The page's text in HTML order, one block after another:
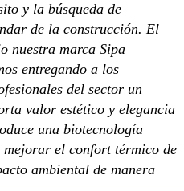
y la búsqueda de
de la construcción. El
nuestra marca Sipa
entregando a los
del sector un
valor estético y elegancia
una biotecnología
mejorar el confort térmico de
ambiental de manera